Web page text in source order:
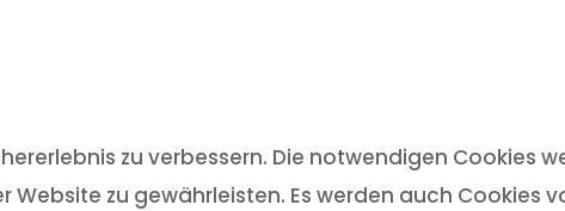
zu verbessern. Die notwendigen Cookies
zu gewährleisten. Es werden auch Cookies